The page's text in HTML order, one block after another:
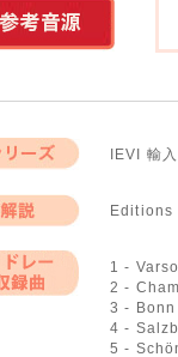
IEVI 輸
Editions
1 -
2 -
3 - Bonn
4 -
5 -